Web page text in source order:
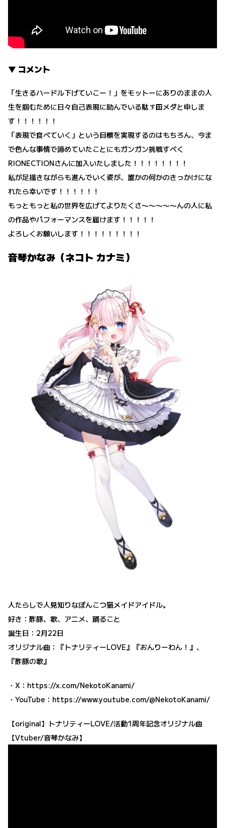
▼ コメント
「生きるハードル下げていこー！」をモットーにありのままの人
生を掴むために日々自己表現に励んでいる駄ゞ田メダと申しま
す！！！！！！
「表現で食べていく」という目標を実現するのはもちろん、今ま
で色んな事情で諦めていたことにもガンガン挑戦すべく
RIONECTIONさんに加入いたしました！！！！！！！！
私が足掻きながらも進んでいく姿が、誰かの何かのきっかけにな
れたら幸いです！！！！！！
もっともっと私の世界を広げてよりたくさ〜〜〜〜〜んの人に私
の作品やパフォーマンスを届けます！！！！！
よろしくお願いします！！！！！！！！！
音琴かなみ（ネコト カナミ）
人たらしで人見知りなぽんこつ猫メイドアイドル。
好き：酢豚、歌、アニメ、踊ること
誕生日：2月22日
オリジナル曲：『トナリティーLOVE』『おんりーわん！』、
『酢豚の歌』
・X： https://x.com/NekotoKanami/
・YouTube： https://www.youtube.com/@NekotoKanami/
【original】トナリティーLOVE/活動1周年記念オリジナル曲
【Vtuber/音琴かなみ】